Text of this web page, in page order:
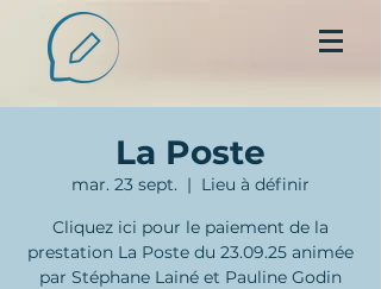
La Poste
mar. 23 sept.
  |
Lieu à définir
Cliquez ici pour le paiement de la
prestation La Poste du 23.09.25 animée
par Stéphane Lainé et Pauline Godin